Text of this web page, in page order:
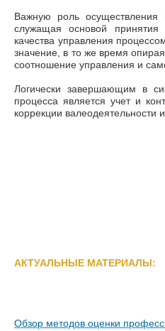
Важную роль осуществления
служащая основой принятия
качества управления
значение, в то же время
соотношение управления и
Логически завершающим в
процесса является учет и
коррекции валеодеятельности
АКТУАЛЬНЫЕ МАТЕРИАЛЫ:
Обзор методов оценки